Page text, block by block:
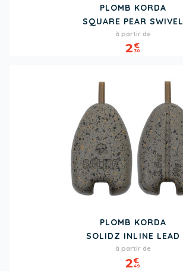
PLOMB KORDA
SQUARE PEAR SWIVEL
Prix
à partir de
2€
30
PLOMB KORDA
SOLIDZ INLINE LEAD
Prix
à partir de
2€
49